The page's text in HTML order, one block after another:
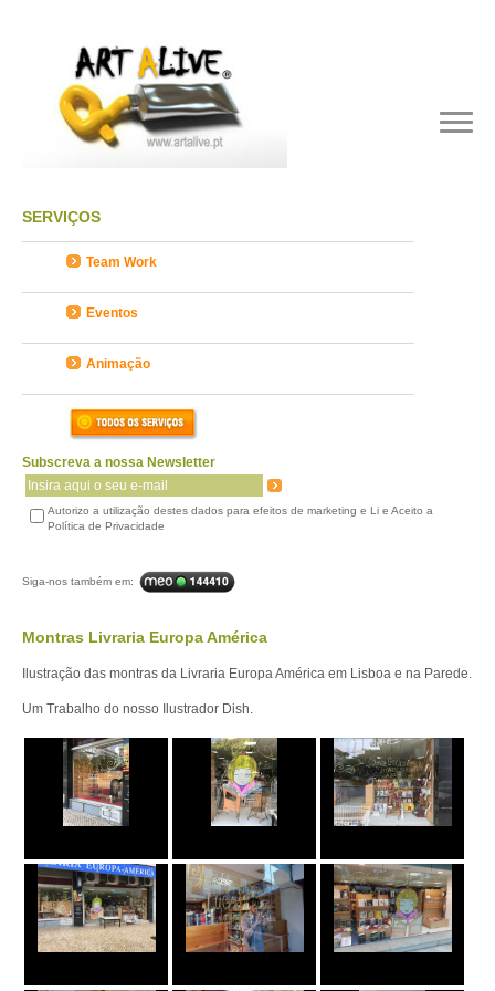
SERVIÇOS
Team Work
Eventos
Animação
Subscreva a nossa Newsletter
Autorizo a utilização destes dados para efeitos de marketing e Li e Aceito a
Política de Privacidade
Siga-nos também em:
Montras Livraria Europa América
Ilustração das montras da Livraria Europa América em Lisboa e na Parede.
Um Trabalho do nosso Ilustrador Dish.